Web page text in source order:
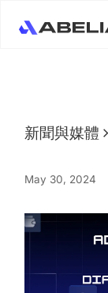
新聞與媒體
May 30, 2024